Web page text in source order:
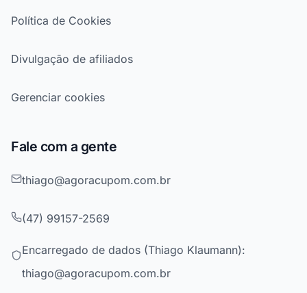
Política de Cookies
Divulgação de afiliados
Gerenciar cookies
Fale com a gente
thiago@agoracupom.com.br
(47) 99157-2569
Encarregado de dados (Thiago Klaumann):
thiago@agoracupom.com.br